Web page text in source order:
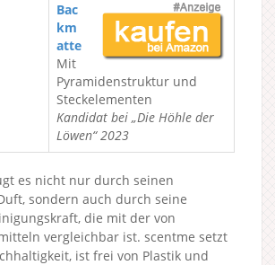
Bac
km
atte
Mit
Pyramidenstruktur und
Steckelementen
Kandidat bei „Die Höhle der
Löwen“ 2023
es nicht nur durch seinen
sondern auch durch seine
die mit der von
vergleichbar ist. scentme setzt
ist frei von Plastik und